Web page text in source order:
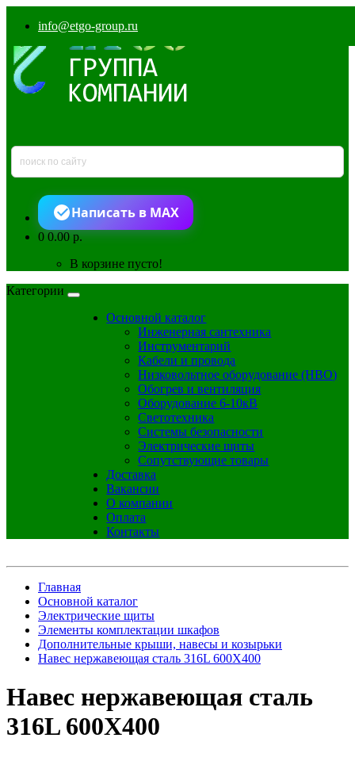
info@etgo-group.ru
Написать в MAX
00.00 р.
В корзине пусто!
Категории
Основной каталог
Инженерная сантехника
Инструментарий
Кабели и провода
Низковольтное оборудование (НВО)
Обогрев и вентиляция
Оборудование 6-10кВ
Светотехника
Системы безопасности
Электрические щиты
Сопутствующие товары
Доставка
Вакансии
О компании
Оплата
Контакты
Главная
Основной каталог
Электрические щиты
Элементы комплектации шкафов
Дополнительные крыши, навесы и козырьки
Навес нержавеющая сталь 316L 600Х400
Навес нержавеющая сталь
316L 600Х400